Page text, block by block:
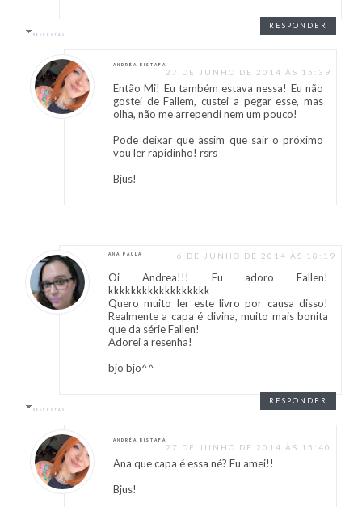
RESPONDER
RESPOSTAS
ANDRÉA BISTAFA
27 DE JUNHO DE 2014 ÀS 15:39
Então Mi! Eu também estava nessa! Eu não
gostei de Fallem, custei a pegar esse, mas
olha, não me arrependi nem um pouco!
Pode deixar que assim que sair o próximo
vou ler rapidinho! rsrs
Bjus!
ANA PAULA 6 DE JUNHO DE 2014 ÀS 18:19
Oi Andrea!!! Eu adoro Fallen!
kkkkkkkkkkkkkkkkkk
Quero muito ler este livro por causa disso!
Realmente a capa é divina, muito mais bonita
que da série Fallen!
Adorei a resenha!
bjo bjo^^
RESPONDER
RESPOSTAS
ANDRÉA BISTAFA
27 DE JUNHO DE 2014 ÀS 15:40
Ana que capa é essa né? Eu amei!!
Bjus!